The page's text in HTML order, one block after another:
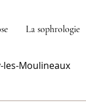
La sophrologie
les-Moulineaux